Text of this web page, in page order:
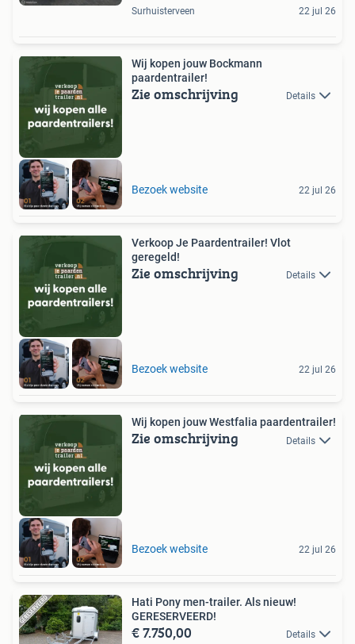
Surhuisterveen 22 jul 26
Wij kopen jouw Bockmann
paardentrailer!
Zie omschrijving Details
Bezoek website 22 jul 26
Verkoop Je Paardentrailer! Vlot
geregeld!
Zie omschrijving Details
Bezoek website 22 jul 26
Wij kopen jouw Westfalia paardentrailer!
Zie omschrijving Details
Bezoek website 22 jul 26
Hati Pony men-trailer. Als nieuw!
GERESERVEERD!
€ 7.750,00 Details